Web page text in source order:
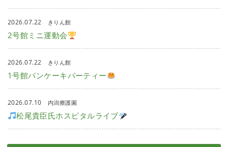
2026.07.22 きりん館
2号館ミニ運動会
2026.07.22 きりん館
1号館パンケーキパーティー
2026.07.10 内潟療護園
松尾貴臣氏ホスピタルライブ